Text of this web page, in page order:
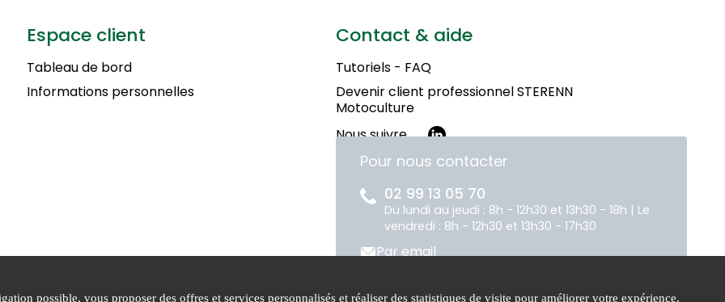
Espace client
Tableau de bord
Informations personnelles
Contact & aide
Tutoriels - FAQ
Devenir client professionnel STERENN
Motoculture
Nous suivre
Pour nous contacter
02 99 13 05 70
Du lundi au jeudi : 8h - 12h30 et 13h30 - 18h | Le
vendredi : 8h - 12h30 et 13h30 - 17h30
Par email
possible, vous proposer des offres et services personnalisés et réaliser des statistiques de visite pour améliorer votre expérience.